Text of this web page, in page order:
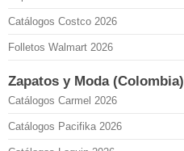
Catálogos Costco 2026
Folletos Walmart 2026
Zapatos y Moda (Colombia)
Catálogos Carmel 2026
Catálogos Pacifika 2026